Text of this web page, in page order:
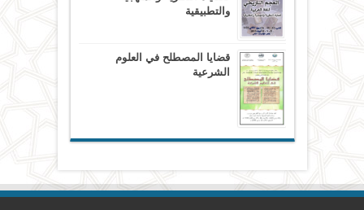
والتطبيقية
قضايا المصطلح في العلوم
الشرعية